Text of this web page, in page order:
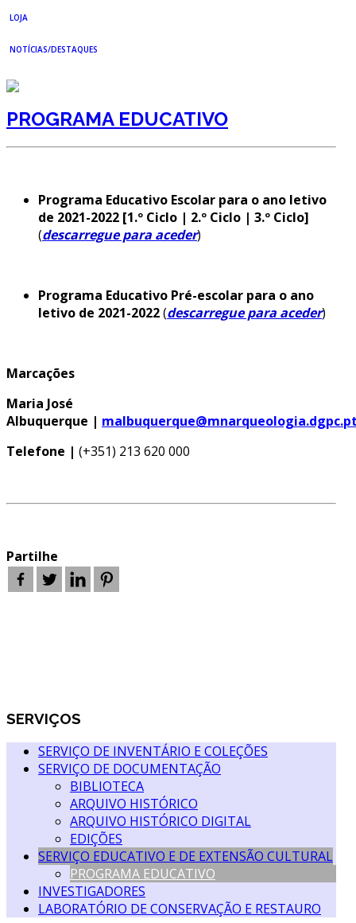
PROJETOS NACIONAIS
BIBLIOTECA
ARQUIVO HISTÓRICO DIGITAL
SERVIÇO EDUCATIVO E DE EXTENSÃO CULTURAL
LABORATÓRIO DE CONSERVAÇÃO E RESTAURO
LOJA
NOTÍCIAS/DESTAQUES
PROGRAMA EDUCATIVO
Programa Educativo Escolar para o ano letivo
de 2021-2022 [1.º Ciclo | 2.º Ciclo | 3.º Ciclo]
(descarregue para aceder)
Programa Educativo Pré-escolar para o ano
letivo de 2021-2022(descarregue para aceder)
Marcações
Maria José
Albuquerque |
Telefone | (+351) 213 620 000
Partilhe
SERVIÇOS
SERVIÇO DE INVENTÁRIO E COLEÇÕES
SERVIÇO DE DOCUMENTAÇÃO
BIBLIOTECA
ARQUIVO HISTÓRICO
ARQUIVO HISTÓRICO DIGITAL
EDIÇÕES
SERVIÇO EDUCATIVO E DE EXTENSÃO CULTURAL
PROGRAMA EDUCATIVO
INVESTIGADORES
LABORATÓRIO DE CONSERVAÇÃO E RESTAURO